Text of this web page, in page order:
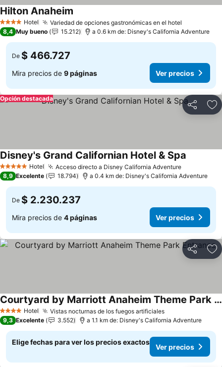
4 EstrellasHotel Variedad de opciones gastronómicas en el hotel
Hilton Anaheim
8,4 Muy bueno 15.212 a 0.6 km de: Disney's California Adventure
De $ 466.727
Mira precios de 9 páginas Ver precios
Compartir
Opción destacada
5 Estrellas Hotel Acceso directo a Disney California Adventure
Disney's Grand Californian Hotel & Spa
8,9 Excelente 18.794 a 0.4 km de: Disney's California Adventure
De $ 2.230.237
Mira precios de 4 páginas Ver precios
Compartir
4 EstrellasHotel Vistas nocturnas de los fuegos artificiales
Courtyard by Marriott Anaheim Theme Park Entrance
9,3 Excelente 3.552 a 1.1 km de: Disney's California Adventure
Elige fechas para ver los precios exactos
Ver precios